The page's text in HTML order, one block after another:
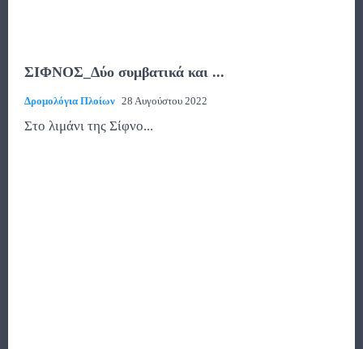
ΣΙΦΝΟΣ_Δύο συμβατικά και ...
Δρομολόγια Πλοίων 28 Αυγούστου 2022
Στο λιμάνι της Σίφνο...